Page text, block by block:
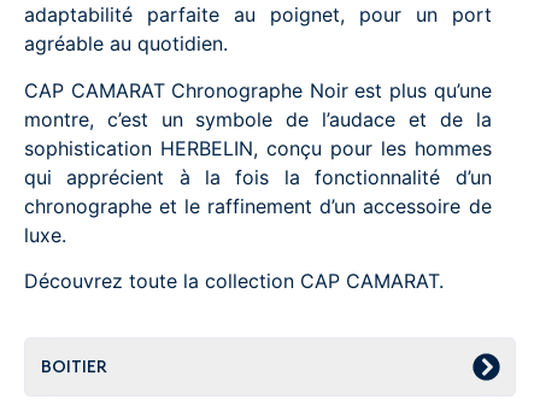
adaptabilité parfaite au poignet, pour un port
agréable au quotidien.
CAP CAMARAT Chronographe Noir est plus qu’une
montre, c’est un symbole de l’audace et de la
sophistication HERBELIN, conçu pour les hommes
qui apprécient à la fois la fonctionnalité d’un
chronographe et le raffinement d’un accessoire de
luxe.
Découvrez toute la collection CAP CAMARAT.
BOITIER